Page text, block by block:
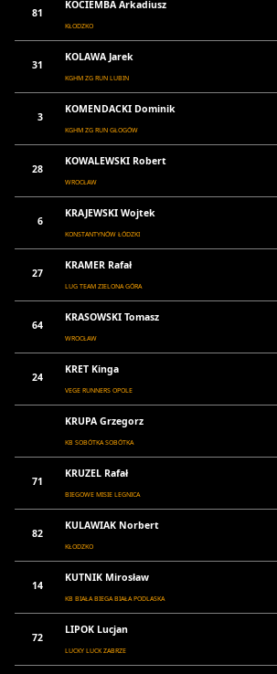
81
KOCIEMBA Arkadiusz
KŁODZKO
31
KOLAWA Jarek
KGHM ZG RUN LUBIN
3
KOMENDACKI Dominik
KGHM ZG RUN GŁOGÓW
28
KOWALEWSKI Robert
WROCŁAW
6
KRAJEWSKI Wojtek
KONSTANTYNÓW ŁÓDZKI
27
KRAMER Rafał
LUG TEAM ZIELONA GÓRA
64
KRASOWSKI Tomasz
WROCŁAW
24
KRET Kinga
VEGE RUNNERS OPOLE
KRUPA Grzegorz
KB SOBÓTKA SOBÓTKA
71
KRUZEL Rafał
BIEGOWE MISIE LEGNICA
82
KULAWIAK Norbert
KŁODZKO
14
KUTNIK Mirosław
KB BIAŁA BIEGA BIAŁA PODLASKA
72
LIPOK Lucjan
LUCKY LUCK ZABRZE